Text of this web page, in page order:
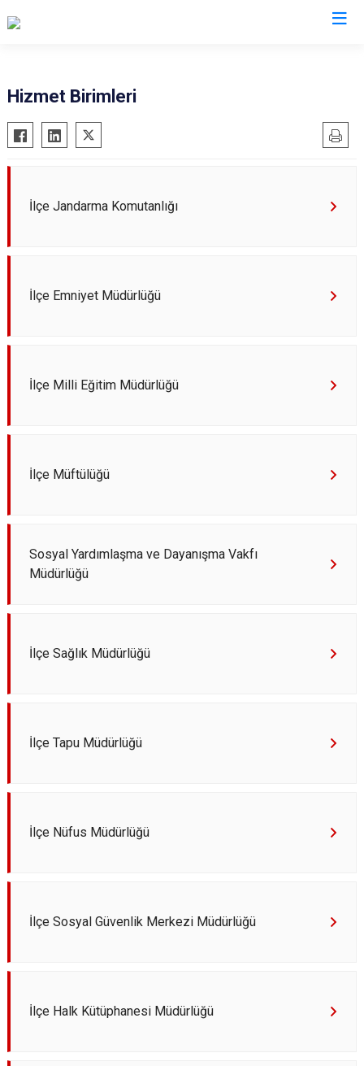
Akçakale
Birecik
Ceylanpınar
Harran
Hizmet Birimleri
İlçe Jandarma Komutanlığı
İlçe Emniyet Müdürlüğü
İlçe Milli Eğitim Müdürlüğü
İlçe Müftülüğü
Sosyal Yardımlaşma ve Dayanışma Vakfı
Müdürlüğü
İlçe Sağlık Müdürlüğü
İlçe Tapu Müdürlüğü
İlçe Nüfus Müdürlüğü
İlçe Sosyal Güvenlik Merkezi Müdürlüğü
İlçe Halk Kütüphanesi Müdürlüğü